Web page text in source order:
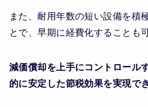
また、耐用年数の短い設備を積
とで、早期に経費化することも
減価償却を上手にコントロール
的に安定した節税効果を実現で